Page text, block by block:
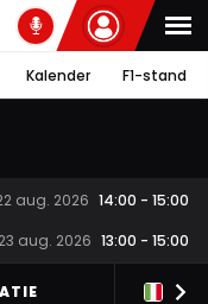
Kalender F1-stand
aug. 2026 14:00 - 15:00
23 aug. 2026 13:00 - 15:00